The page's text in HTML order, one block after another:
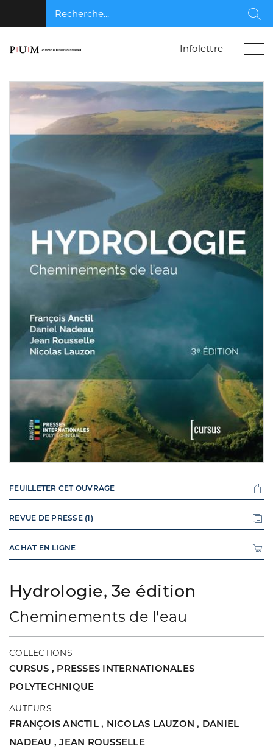
Recherche...
Infolettre
Hydrologie, 3e édition
Cheminements de l'eau
COLLECTIONS
CURSUS , PRESSES INTERNATIONALES
POLYTECHNIQUE
AUTEURS
FRANÇOIS ANCTIL , NICOLAS LAUZON, DANIEL
NADEAU ,JEAN ROUSSELLE
FEUILLETER CET OUVRAGE
REVUE DE PRESSE (1)
ACHAT EN LIGNE